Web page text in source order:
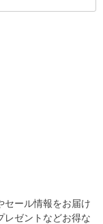
セール情報をお届け
レゼントなどお得な